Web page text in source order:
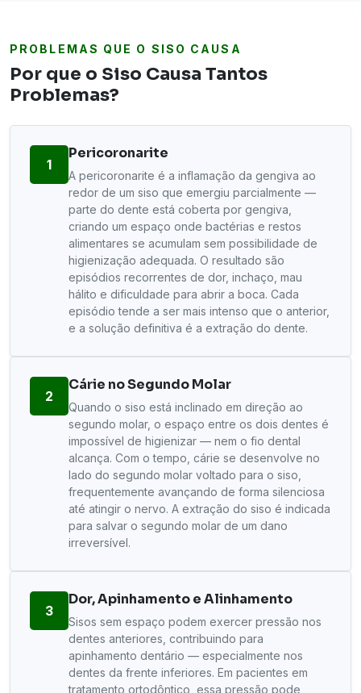
PROBLEMAS QUE O SISO CAUSA
Por que o Siso Causa Tantos
Problemas?
1
Pericoronarite
A pericoronarite é a inflamação da gengiva ao
redor de um siso que emergiu parcialmente —
parte do dente está coberta por gengiva,
criando um espaço onde bactérias e restos
alimentares se acumulam sem possibilidade de
higienização adequada. O resultado são
episódios recorrentes de dor, inchaço, mau
hálito e dificuldade para abrir a boca. Cada
episódio tende a ser mais intenso que o anterior,
e a solução definitiva é a extração do dente.
2
Cárie no Segundo Molar
Quando o siso está inclinado em direção ao
segundo molar, o espaço entre os dois dentes é
impossível de higienizar — nem o fio dental
alcança. Com o tempo, cárie se desenvolve no
lado do segundo molar voltado para o siso,
frequentemente avançando de forma silenciosa
até atingir o nervo. A extração do siso é indicada
para salvar o segundo molar de um dano
irreversível.
3
Dor, Apinhamento e Alinhamento
Sisos sem espaço podem exercer pressão nos
dentes anteriores, contribuindo para
apinhamento dentário — especialmente nos
dentes da frente inferiores. Em pacientes em
tratamento ortodôntico, essa pressão pode